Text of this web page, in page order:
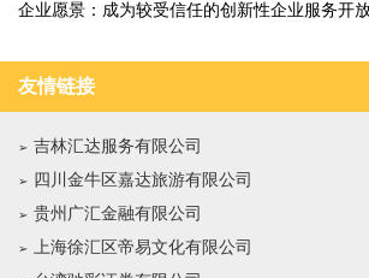
企业愿景：成为较受信任的创新性企业服务开
友情链接
吉林汇达服务有限公司
四川金牛区嘉达旅游有限公司
贵州广汇金融有限公司
上海徐汇区帝易文化有限公司